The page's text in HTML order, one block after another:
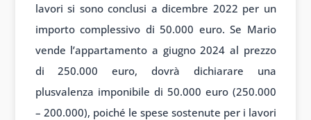
lavori si sono conclusi a dicembre 2022 per un
importo complessivo di 50.000 euro. Se Mario
vende l’appartamento a giugno 2024 al prezzo
di 250.000 euro, dovrà dichiarare una
plusvalenza imponibile di 50.000 euro (250.000
– 200.000), poiché le spese sostenute per i lavori